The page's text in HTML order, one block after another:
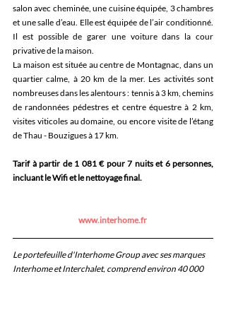
salon avec cheminée, une cuisine équipée, 3 chambres
et une salle d’eau. Elle est équipée de l’air conditionné.
Il est possible de garer une voiture dans la cour
privative de la maison.
La maison est située au centre de Montagnac, dans un
quartier calme, à 20 km de la mer. Les activités sont
nombreuses dans les alentours : tennis à 3 km, chemins
de randonnées pédestres et centre équestre à 2 km,
visites viticoles au domaine, ou encore visite de l’étang
de Thau - Bouzigues à 17 km.
Tarif à partir de 1 081 € pour 7 nuits et 6 personnes,
incluant le Wifi et le nettoyage final.
www.interhome.fr
Le portefeuille d'Interhome Group avec ses marques
Interhome et Interchalet, comprend environ 40 000